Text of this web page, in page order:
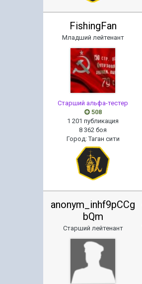
FishingFan
Младший лейтенант
Старший альфа-тестер
508
1 201 публикация
8 362 боя
Город:Таган сити
anonym_inhf9pCCg
bQm
Старший лейтенант